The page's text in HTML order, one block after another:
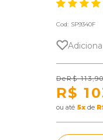
Cod: SP9340F
R$
R$
ou 5x de